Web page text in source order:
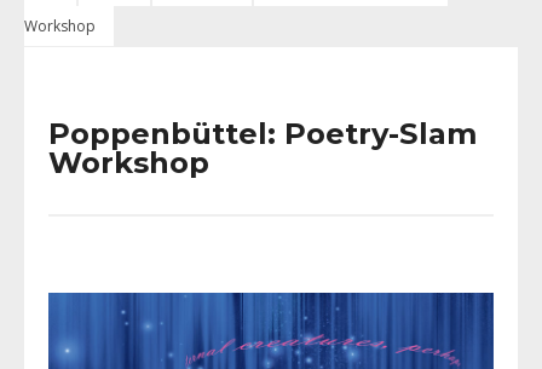
Workshop
Poppenbüttel: Poetry-Slam
Workshop